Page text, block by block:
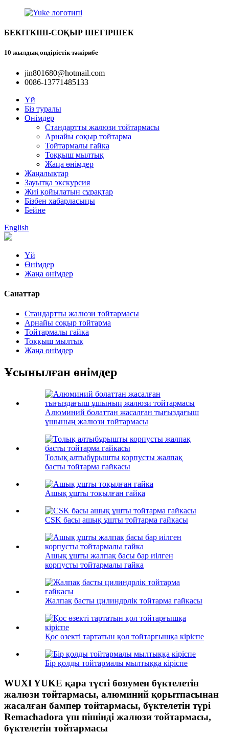
БЕКІТКІШ-СОҚЫР ШЕГІРШЕК
10 жылдық өндірістік тәжірибе
jin801680@hotmail.com
0086-13771485133
Үй
Біз туралы
Өнімдер
Стандартты жалюзи тойтармасы
Арнайы соқыр тойтарма
Тойтармалы гайка
Тоққыш мылтық
Жаңа өнімдер
Жаңалықтар
Зауытқа экскурсия
Жиі қойылатын сұрақтар
Бізбен хабарласыңы
Бейне
English
Үй
Өнімдер
Жаңа өнімдер
Санаттар
Стандартты жалюзи тойтармасы
Арнайы соқыр тойтарма
Тойтармалы гайка
Тоққыш мылтық
Жаңа өнімдер
Ұсынылған өнімдер
Алюминий болаттан жасалған тығыздағыш
ұшының жалюзи тойтармасы
Толық алтыбұрышты корпусты жалпақ
басты тойтарма гайкасы
Ашық ұшты тоқылған гайка
CSK басы ашық ұшты тойтарма гайкасы
Ашық ұшты жалпақ басы бар иілген
корпусты тойтармалы гайка
Жалпақ басты цилиндрлік тойтарма гайкасы
Қос өзекті тартатын қол тойтарғышқа кіріспе
Бір қолды тойтармалы мылтыққа кіріспе
WUXI YUKE қара түсті бояумен бүктелетін
жалюзи тойтармасы, алюминий қорытпасынан
жасалған бампер тойтармасы, бүктелетін түрі
Remachadora үш пішінді жалюзи тойтармасы,
бүктелетін тойтармасы